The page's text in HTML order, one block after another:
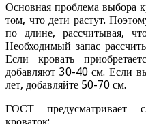
Основная проблема выбора
том, что дети растут.
по длине, рассчитывая,
Необходимый запас
Если кровать
добавляют 30-40 см. Если
лет, добавляйте 50-70 см.
ГОСТ предусматривает